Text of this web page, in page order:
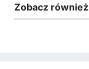
Zobacz również